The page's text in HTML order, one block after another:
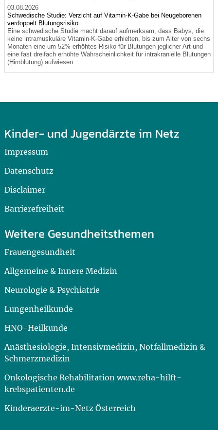
03.08.2026
Schwedische Studie: Verzicht auf Vitamin-K-Gabe bei Neugeborenen
verdoppelt Blutungsrisiko
Eine schwedische Studie macht darauf aufmerksam, dass Babys, die
keine intramuskuläre Vitamin-K-Gabe erhielten, bis zum Alter von sechs
Monaten eine um 52% erhöhtes Risiko für Blutungen jeglicher Art und
eine fast dreifach erhöhte Wahrscheinlichkeit für intrakranielle Blutungen
(Hirnblutung) aufwiesen.
Kinder- und Jugendärzte im Netz
Impressum
Datenschutz
Disclaimer
Barrierefreiheit
Weitere Gesundheitsthemen
Frauengesundheit
Allgemeine & Innere Medizin
Neurologie & Psychiatrie
Lungenheilkunde
HNO-Heilkunde
Anästhesiologie, Intensivmedizin, Notfallmedizin &
Schmerzmedizin
Onkologische Rehabilitation www.reha-hilft-
krebspatienten.de
Kinderaerzte-im-Netz Österreich